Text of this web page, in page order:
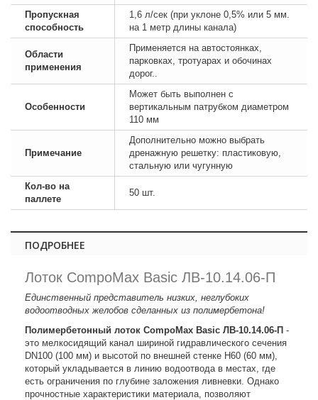
Пропускная
способность
1,6 л/сек (при уклоне 0,5% или 5 мм.
на 1 метр длины канала)
Области
применения
Применяется на автостоянках,
парковках, тротуарах и обочинах
дорог..
Особенности
Может быть выполнен с
вертикальным патрубком диаметром
110 мм
Примечание
Дополнительно можно выбрать
дренажную решетку: пластиковую,
стальную или чугунную
Кол-во на
паллете
50 шт.
ПОДРОБНЕЕ
Лоток CompoMax Basic ЛВ-10.14.06-П
Единственный представитель низких, неглубоких
водоотводных желобов сделанных из полимербетона!
Полимербетонный лоток CompoMax Basic ЛВ-10.14.06-П -
это мелкосидящий канал шириной гидравлического сечения
DN100 (100 мм) и высотой по внешней стенке H60 (60 мм),
который укладывается в линию водоотвода в местах, где
есть ограничения по глубине заложения ливневки. Однако
прочностные характеристики материала, позволяют